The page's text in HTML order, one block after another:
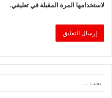
لاستخدامها المرة المقبلة في تعليقي.